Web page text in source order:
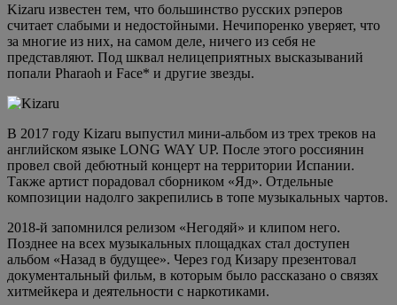
Kizaru известен тем, что большинство русских рэперов
считает слабыми и недостойными. Нечипоренко уверяет, что
за многие из них, на самом деле, ничего из себя не
представляют. Под шквал нелицеприятных высказываний
попали Pharaoh и Face* и другие звезды.
В 2017 году Kizaru выпустил мини-альбом из трех треков на
английском языке LONG WAY UP. После этого россиянин
провел свой дебютный концерт на территории Испании.
Также артист порадовал сборником «Яд». Отдельные
композиции надолго закрепились в топе музыкальных чартов.
2018-й запомнился релизом «Негодяй» и клипом него.
Позднее на всех музыкальных площадках стал доступен
альбом «Назад в будущее». Через год Кизару презентовал
документальный фильм, в которым было рассказано о связях
хитмейкера и деятельности с наркотиками.